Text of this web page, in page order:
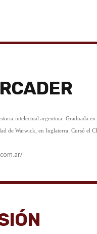
intelectual argentina. Graduada
de Warwick, en Inglaterra. Cursó el